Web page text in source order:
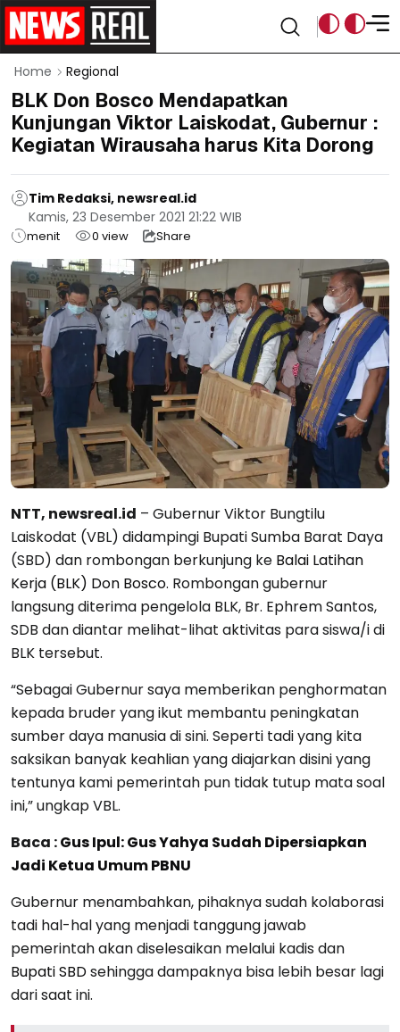
Home Regional
BLK Don Bosco Mendapatkan
Kunjungan Viktor Laiskodat, Gubernur :
Kegiatan Wirausaha harus Kita Dorong
Tim Redaksi, newsreal.id
Kamis, 23 Desember 2021 21:22 WIB
menit 0 view Share
NTT, newsreal.id – Gubernur Viktor Bungtilu
Laiskodat (VBL) didampingi Bupati Sumba Barat Daya
(SBD) dan rombongan berkunjung ke Balai Latihan
Kerja (BLK) Don Bosco. Rombongan gubernur
langsung diterima pengelola BLK, Br. Ephrem Santos,
SDB dan diantar melihat-lihat aktivitas para siswa/i di
BLK tersebut.
“Sebagai Gubernur saya memberikan penghormatan
kepada bruder yang ikut membantu peningkatan
sumber daya manusia di sini. Seperti tadi yang kita
saksikan banyak keahlian yang diajarkan disini yang
tentunya kami pemerintah pun tidak tutup mata soal
ini,” ungkap VBL.
Baca :Gus Ipul: Gus Yahya Sudah Dipersiapkan
Jadi Ketua Umum PBNU
Gubernur menambahkan, pihaknya sudah kolaborasi
tadi hal-hal yang menjadi tanggung jawab
pemerintah akan diselesaikan melalui kadis dan
Bupati SBDsehingga dampaknya bisa lebih besar lagi
dari saat ini.